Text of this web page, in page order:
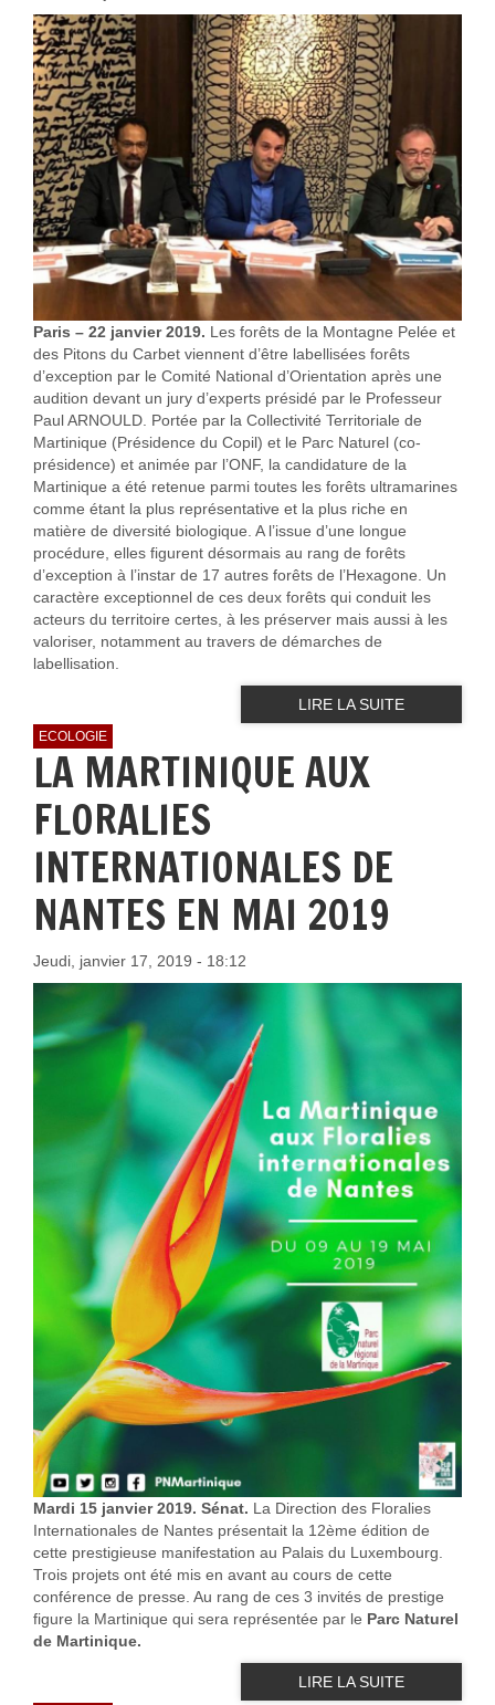
Paris – 22 janvier 2019. Les forêts de la Montagne Pelée et
des Pitons du Carbet viennent d’être labellisées forêts
d’exception par le Comité National d’Orientation après une
audition devant un jury d’experts présidé par le Professeur
Paul ARNOULD. Portée par la Collectivité Territoriale de
Martinique (Présidence du Copil) et le Parc Naturel (co-
présidence) et animée par l’ONF, la candidature de la
Martinique a été retenue parmi toutes les forêts ultramarines
comme étant la plus représentative et la plus riche en
matière de diversité biologique. A l’issue d’une longue
procédure, elles figurent désormais au rang de forêts
d’exception à l’instar de 17 autres forêts de l’Hexagone. Un
caractère exceptionnel de ces deux forêts qui conduit les
acteurs du territoire certes, à les préserver mais aussi à les
valoriser, notamment au travers de démarches de
labellisation.
LIRE LA SUITE
ECOLOGIE
LA MARTINIQUE AUX
FLORALIES
INTERNATIONALES DE
NANTES EN MAI 2019
Jeudi, janvier 17, 2019 - 18:12
Mardi 15 janvier 2019. Sénat. La Direction des Floralies
Internationales de Nantes présentait la 12ème édition de
cette prestigieuse manifestation au Palais du Luxembourg.
Trois projets ont été mis en avant au cours de cette
conférence de presse. Au rang de ces 3 invités de prestige
figure la Martinique qui sera représentée par le Parc Naturel
de Martinique.
LIRE LA SUITE